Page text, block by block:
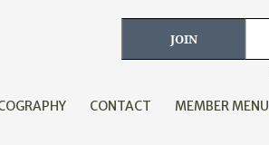
JOIN
CONTACT MEMBER MENU